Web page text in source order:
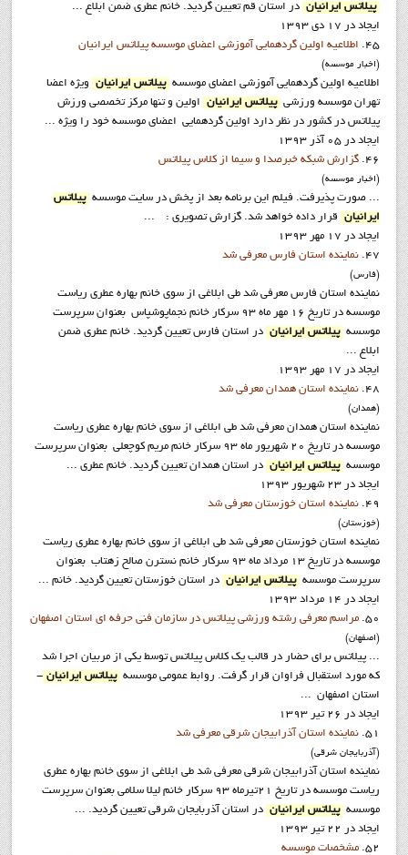
پيلاتس ايرانيان در استان قم تعيين گرديد. خانم عطری ضمن ابلاع ...
ایجاد در 17 دی 1393
45.
اطلاعيه اولين گردهمايي آموزشي اعضاي موسسه پيلاتس ايرانيان
(اخبار موسسه)
اطلاعيه اولين گردهمايي آموزشي اعضاي موسسه
پيلاتس ايرانيان
ويژه اعضا
تهران موسسه ورزشي
پيلاتس ايرانيان
اولين و تنها مرکز تخصصي ورزش
پيلاتس در کشور در نظر دارد اولين گردهمايي اعضاي موسسه خود را ويژه ...
ایجاد در 05 آذر 1393
46.
گزارش شبکه خبرصدا و سيما از کلاس پيلاتس
(اخبار موسسه)
... صورت پذيرفت. فيلم اين برنامه بعد از پخش در سايت موسسه
پيلاتس
ايرانيان
قرار داده خواهد شد. گزارش تصويري : ...
ایجاد در 17 مهر 1393
47.
نماينده استان فارس معرفي شد
(فارس)
نماينده استان فارس معرفي شد طي ابلاغي از سوي خانم بهاره عطري رياست
موسسه در تاريخ 16 مهر ماه 93 سرکار خانم نجماپوشپاس بعنوان سرپرست
موسسه
پيلاتس ايرانيان در استان فارس تعيين گرديد. خانم عطری ضمن
ابلاع ...
ایجاد در 17 مهر 1393
48.
نماينده استان همدان معرفي شد
(همدان)
نماينده استان همدان معرفي شد طي ابلاغي از سوي خانم بهاره عطري رياست
موسسه در تاريخ 20 شهريور ماه 93 سرکار خانم مريم کوچعلي بعنوان سرپرست
موسسه
پيلاتس ايرانيان در استان همدان تعيين گرديد. خانم عطری ...
ایجاد در 23 شهریور 1393
49.
نماينده استان خوزستان معرفي شد
(خوزستان)
نماينده استان خوزستان معرفي شد طي ابلاغي از سوي خانم بهاره عطري رياست
موسسه در تاريخ 13 مرداد ماه 93 سرکار خانم نسترن صالح زهتاب بعنوان
سرپرست موسسه
پيلاتس ايرانيان در استان خوزستان تعيين گرديد. خانم ...
ایجاد در 14 مرداد 1393
50.
مراسم معرفی رشته ورزشی پیلاتس در سازمان فنی حرفه ای استان اصفهان
(اصفهان)
... پیلاتس برای حضار در قالب یک کلاس پیلاتس توسط یکی از مربیان اجرا شد
که مورد استقبال فراوان قرار گرفت. روابط عمومي موسسه
پيلاتس ايرانيان -
استان اصفهان ...
ایجاد در 26 تیر 1393
51.
نماينده استان آذرابيجان شرقي معرفي شد
(آذربايجان شرقي)
نماينده استان آذرابيجان شرقي معرفي شد طي ابلاغي از سوي خانم بهاره عطري
رياست موسسه در تاريخ 21تيرماه 93 سرکار خانم ليلا سلامي بعنوان سرپرست
موسسه
پيلاتس ايرانيان در استان آذربايجان شرقي تعيين گرديد. ...
ایجاد در 22 تیر 1393
52.
مشخصات موسسه